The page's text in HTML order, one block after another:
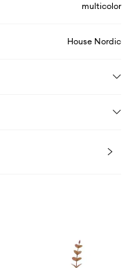
multicolor
House Nordic